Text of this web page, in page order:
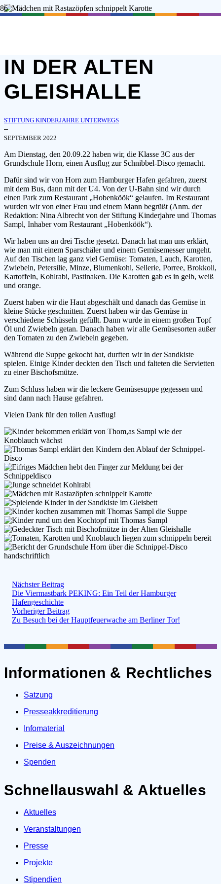
IN DER ALTEN
GLEISHALLE
STIFTUNG KINDERJAHRE UNTERWEGS
–
SEPTEMBER 2022
Am Dienstag, den 20.09.22 haben wir, die Klasse 3C aus der
Grundschule Horn, einen Ausflug zur Schnibbel-Disco gemacht.
Dafür sind wir von Horn zum Hamburger Hafen gefahren, zuerst
mit dem Bus, dann mit der U4. Von der U-Bahn sind wir durch
einen Park zum Restaurant „Hobenköök“ gelaufen. Im Restaurant
wurden wir von einer Frau und einem Mann begrüßt (Anm. der
Redaktion: Nina Albrecht von der Stiftung Kinderjahre und Thomas
Sampl, Inhaber vom Restaurant „Hobenköök“).
Wir haben uns an drei Tische gesetzt. Danach hat man uns erklärt,
wie man mit einem Sparschäler und einem Gemüsemesser umgeht.
Auf den Tischen lag ganz viel Gemüse: Tomaten, Lauch, Karotten,
Zwiebeln, Petersilie, Minze, Blumenkohl, Sellerie, Porree, Brokkoli,
Kartoffeln, Kohlrabi, Pastinaken. Die Karotten gab es in gelb, weiß
und orange.
Zuerst haben wir die Haut abgeschält und danach das Gemüse in
kleine Stücke geschnitten. Zuerst haben wir das Gemüse in
verschiedene Schüsseln gefüllt. Dann wurde in einem großen Topf
Öl und Zwiebeln getan. Danach haben wir alle Gemüsesorten außer
den Tomaten zu den Zwiebeln gegeben.
Während die Suppe gekocht hat, durften wir in der Sandkiste
spielen. Einige Kinder deckten den Tisch und falteten die Servietten
zu einer Bischofsmütze.
Zum Schluss haben wir die leckere Gemüsesuppe gegessen und
sind dann nach Hause gefahren.
Vielen Dank für den tollen Ausflug!
Nächster Beitrag
Die Viermastbark PEKING: Ein Teil der Hamburger
Hafengeschichte
Vorheriger Beitrag
Zu Besuch bei der Hauptfeuerwache am Berliner Tor!
Informationen & Rechtliches
Satzung
Presseakkreditierung
Infomaterial
Preise & Auszeichnungen
Spenden
Schnellauswahl & Aktuelles
Aktuelles
Veranstaltungen
Presse
Projekte
Stipendien